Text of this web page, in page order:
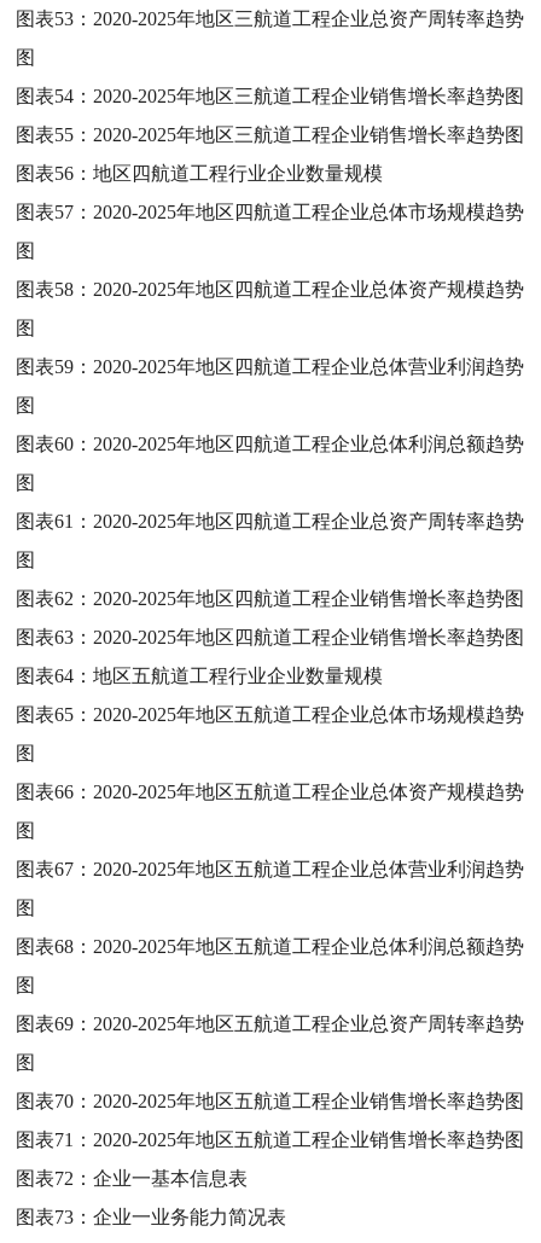
图表53： 2020-2025年地区三航道工程企业总资产周转率趋势
图
图表54： 2020-2025年地区三航道工程企业销售增长率趋势图
图表55： 2020-2025年地区三航道工程企业销售增长率趋势图
图表56：地区四航道工程行业企业数量规模
图表57： 2020-2025年地区四航道工程企业总体市场规模趋势
图
图表58： 2020-2025年地区四航道工程企业总体资产规模趋势
图
图表59： 2020-2025年地区四航道工程企业总体营业利润趋势
图
图表60： 2020-2025年地区四航道工程企业总体利润总额趋势
图
图表61： 2020-2025年地区四航道工程企业总资产周转率趋势
图
图表62： 2020-2025年地区四航道工程企业销售增长率趋势图
图表63： 2020-2025年地区四航道工程企业销售增长率趋势图
图表64：地区五航道工程行业企业数量规模
图表65： 2020-2025年地区五航道工程企业总体市场规模趋势
图
图表66： 2020-2025年地区五航道工程企业总体资产规模趋势
图
图表67： 2020-2025年地区五航道工程企业总体营业利润趋势
图
图表68： 2020-2025年地区五航道工程企业总体利润总额趋势
图
图表69： 2020-2025年地区五航道工程企业总资产周转率趋势
图
图表70： 2020-2025年地区五航道工程企业销售增长率趋势图
图表71： 2020-2025年地区五航道工程企业销售增长率趋势图
图表72：企业一基本信息表
图表73：企业一业务能力简况表